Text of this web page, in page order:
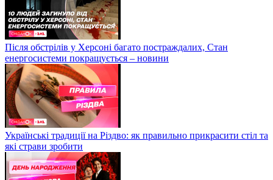
Після обстрілів у Херсоні багато постраждалих, Стан
енергосистеми покращується – новини
Українські традиції на Різдво: як правильно прикрасити стіл та
які страви зробити